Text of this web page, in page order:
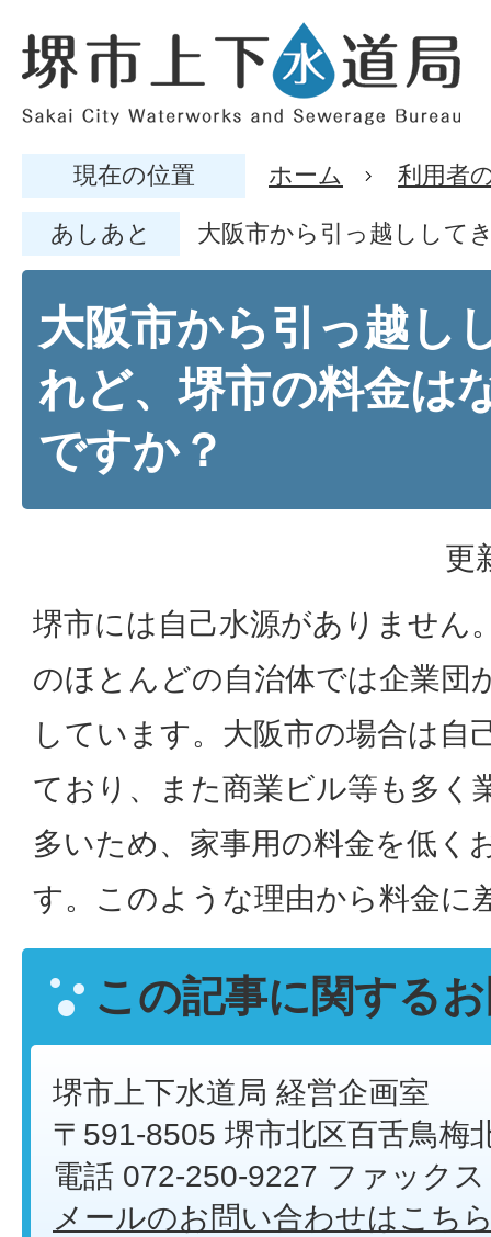
現在の位置 ホーム 利用者
あしあと 大阪市から引っ越しして
大阪市から引っ越し
れど、堺市の料金は
ですか？
更
堺市には自己水源がありません
のほとんどの自治体では企業団
しています。大阪市の場合は自
ており、また商業ビル等も多く
多いため、家事用の料金を低く
す。このような理由から料金に
この記事に関する
堺市上下水道局 経営企画室
〒591-8505 堺市北区百舌鳥梅
電話 072-250-9227 ファック
メールのお問い合わせはこち